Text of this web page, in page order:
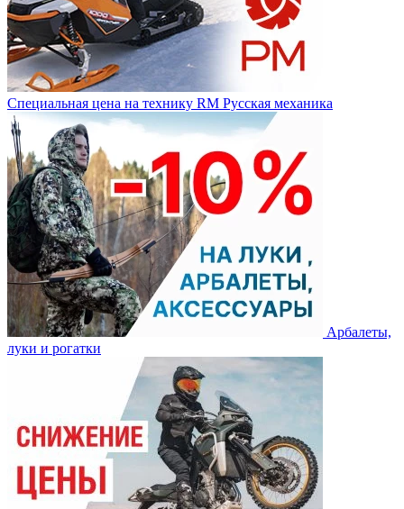
Специальная цена на технику RM Русская механика
Арбалеты,
луки и рогатки